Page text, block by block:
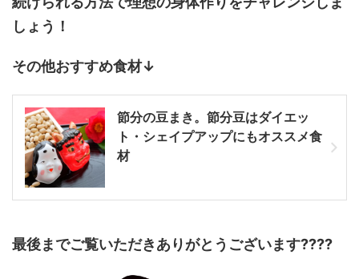
しょう！
その他おすすめ食材↓
節分の豆まき。節分豆はダイエッ
ト・シェイプアップにもオススメ食
材
最後までご覧いただきありがとうございます????